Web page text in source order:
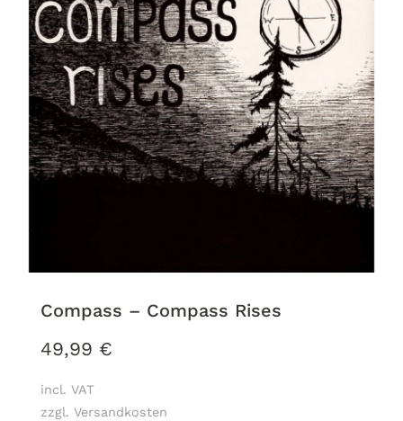
Compass – Compass Rises
49,99 €
incl. VAT
zzgl. Versandkosten